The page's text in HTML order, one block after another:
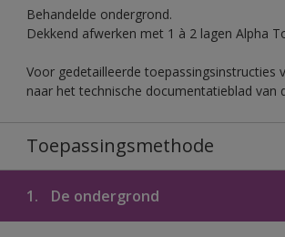
Behandelde ondergrond.
Dekkend afwerken met 1 à 2 lagen Alpha
Voor gedetailleerde toepassingsinstructies
naar het technische documentatieblad van
Toepassingsmethode
1. De ondergrond